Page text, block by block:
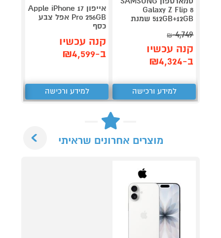
Galaxy Z Flip 8
512GB+12GB שמנת
4,749
₪
קנה עכשיו
ב-₪4,324
למידע ורכישה
אייפון Apple iPhone 17
Pro 256GB אפל צבע
כסף
קנה עכשיו
ב-₪4,599
למידע ורכישה
מוצרים אחרונים שראיתי